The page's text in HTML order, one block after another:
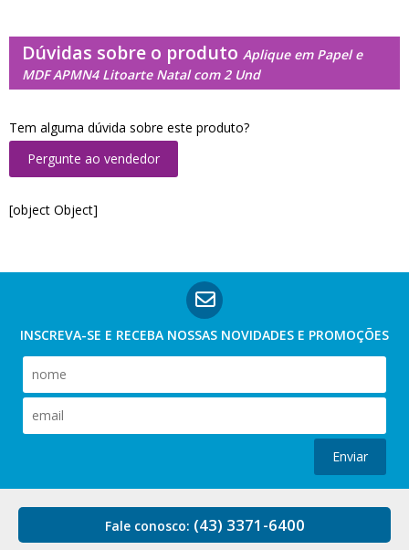
Dúvidas sobre o produto Aplique em Papel e
MDF APMN4 Litoarte Natal com 2 Und
Tem alguma dúvida sobre este produto?
Pergunte ao vendedor
[object Object]
INSCREVA-SE E RECEBA NOSSAS NOVIDADES E PROMOÇÕES
Enviar
Fale conosco: (43) 3371-6400